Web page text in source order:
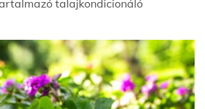
talajkondicionáló